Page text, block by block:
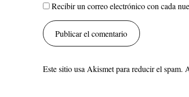
Recibir un correo electrónico con cada
Este sitio usa Akismet para reducir el spam.